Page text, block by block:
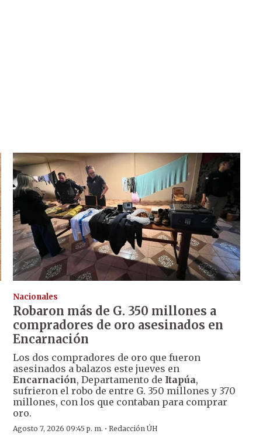
Nacionales
Robaron más de G. 350 millones a
compradores de oro asesinados en
Encarnación
Los dos compradores de oro que fueron
asesinados a balazos este jueves en
Encarnación, Departamento de Itapúa,
sufrieron el robo de entre G. 350 millones y 370
millones, con los que contaban para comprar
oro.
Agosto 7, 2026 09:45 p. m. · Redacción ÚH